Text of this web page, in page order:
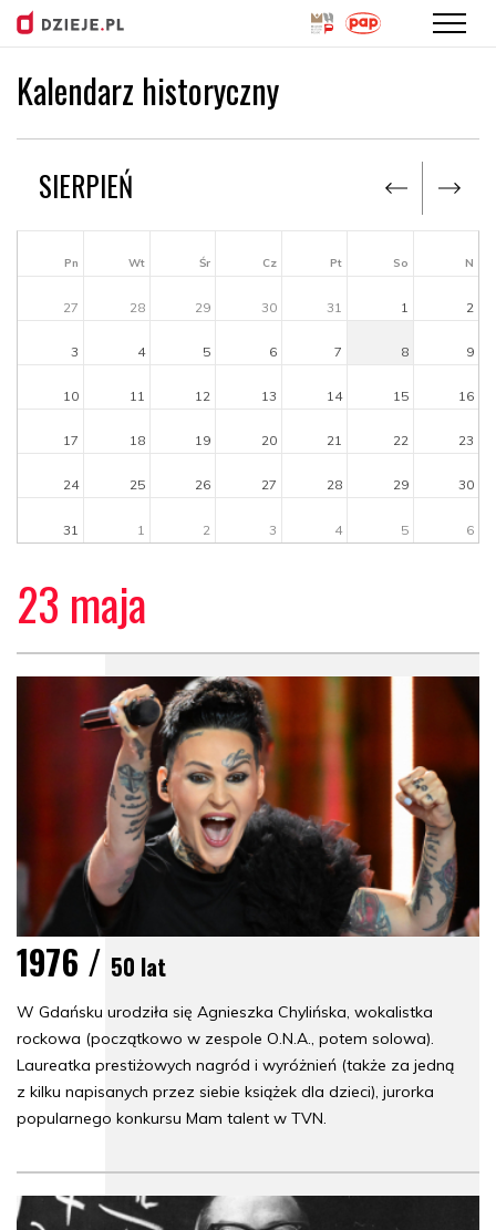
Przejdź
do
Kalendarz historyczny
23 maja
1976 / 50 lat
W Gdańsku urodziła się Agnieszka Chylińska, wokalistka
rockowa (początkowo w zespole O.N.A., potem solowa).
Laureatka prestiżowych nagród i wyróżnień (także za jedną
z kilku napisanych przez siebie książek dla dzieci), jurorka
popularnego konkursu Mam talent w TVN.
SIERPIEŃ
Pn Wt Śr Cz Pt So N
27 28 29 30 31 1 2
3 4 5 6 7 8 9
10 11 12 13 14 15 16
17 18 19 20 21 22 23
24 25 26 27 28 29 30
31 1 2 3 4 5 6